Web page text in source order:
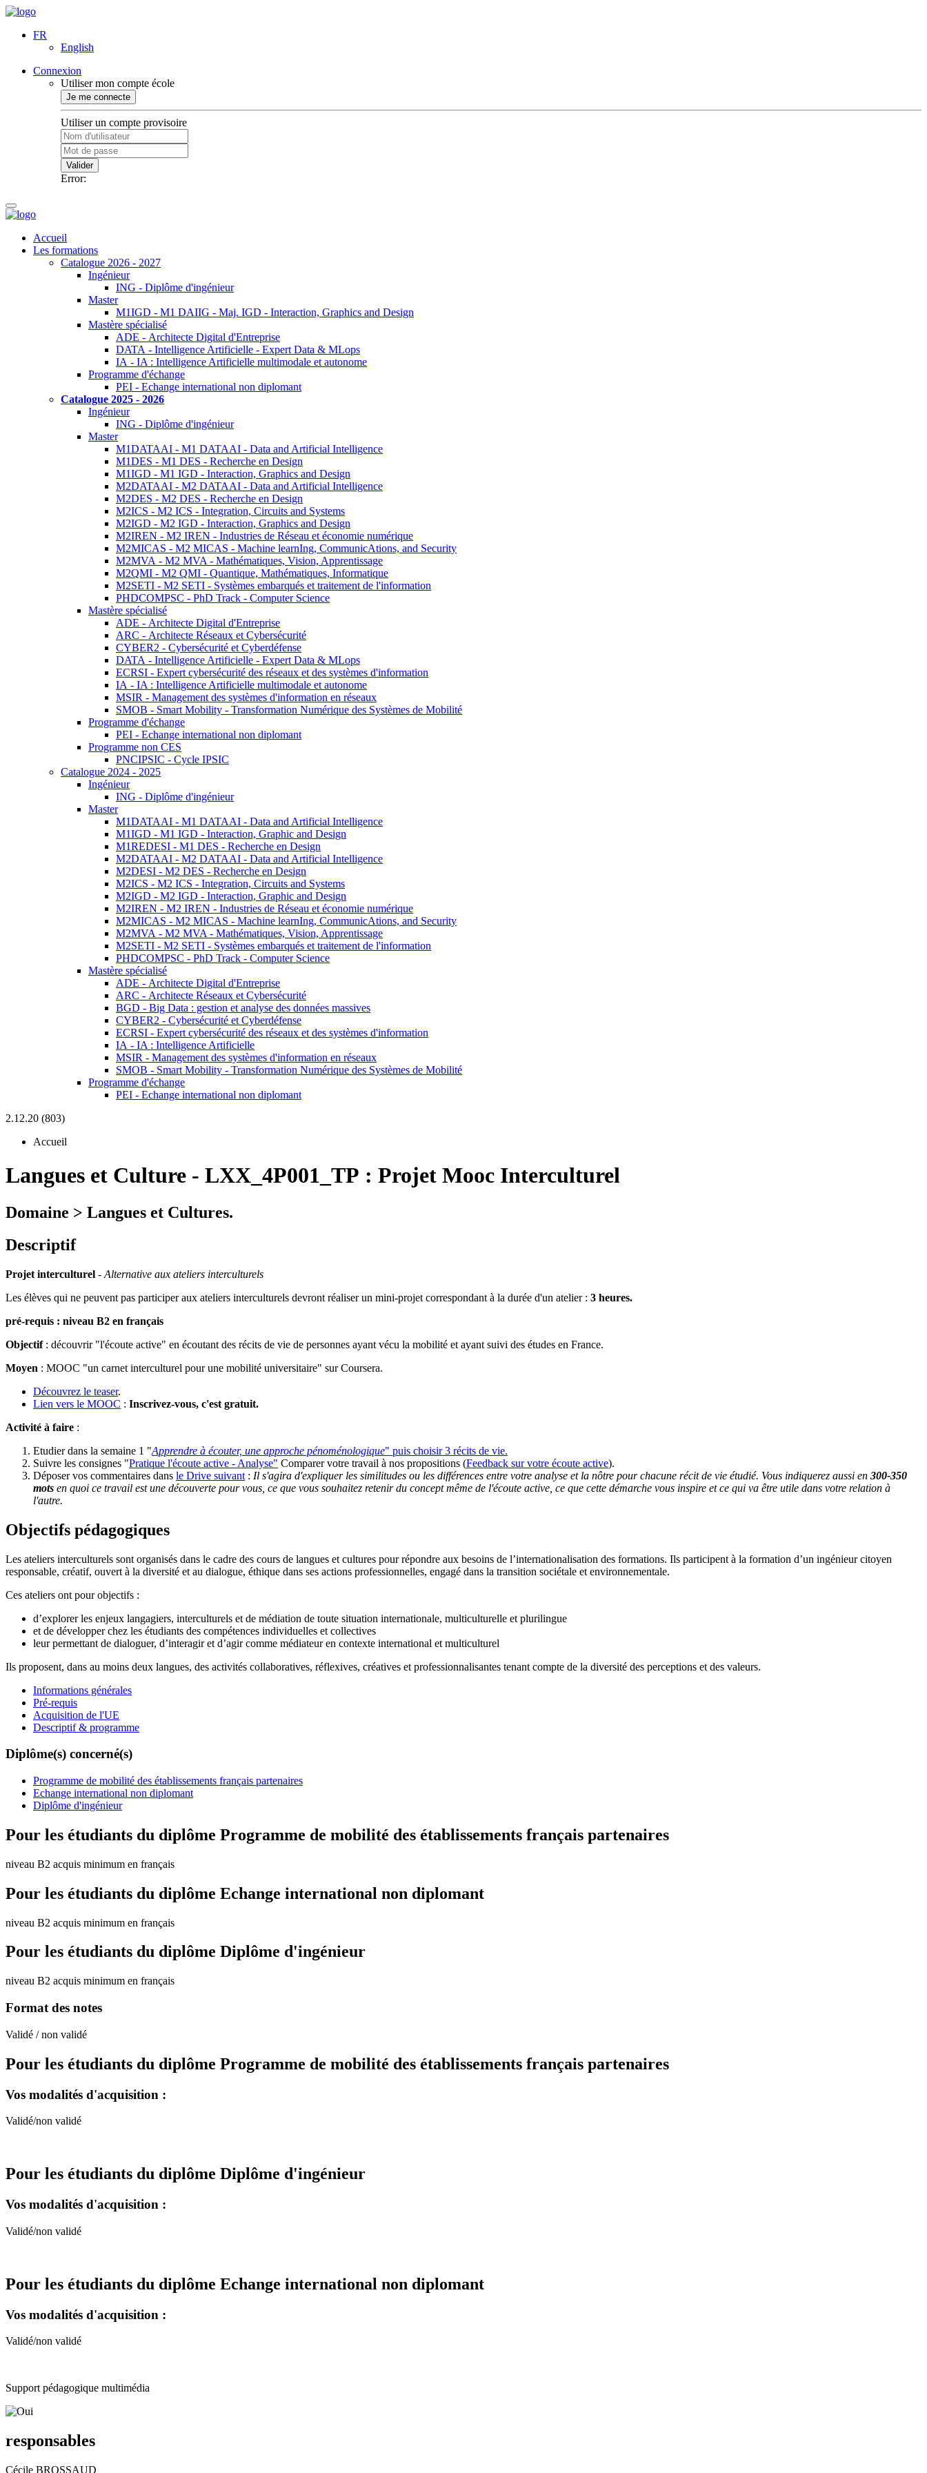
FR
English
Connexion
Utiliser mon compte école
Je me connecte
Utiliser un compte provisoire
Valider
Error:
Accueil
Les formations
Catalogue 2026 - 2027
Ingénieur
ING - Diplôme d'ingénieur
Master
M1IGD - M1 DAIIG - Maj. IGD - Interaction, Graphics and Design
Mastère spécialisé
ADE - Architecte Digital d'Entreprise
DATA - Intelligence Artificielle - Expert Data & MLops
IA - IA : Intelligence Artificielle multimodale et autonome
Programme d'échange
PEI - Echange international non diplomant
Catalogue 2025 - 2026
Ingénieur
ING - Diplôme d'ingénieur
Master
M1DATAAI - M1 DATAAI - Data and Artificial Intelligence
M1DES - M1 DES - Recherche en Design
M1IGD - M1 IGD - Interaction, Graphics and Design
M2DATAAI - M2 DATAAI - Data and Artificial Intelligence
M2DES - M2 DES - Recherche en Design
M2ICS - M2 ICS - Integration, Circuits and Systems
M2IGD - M2 IGD - Interaction, Graphics and Design
M2IREN - M2 IREN - Industries de Réseau et économie numérique
M2MICAS - M2 MICAS - Machine learnIng, CommunicAtions, and Security
M2MVA - M2 MVA - Mathématiques, Vision, Apprentissage
M2QMI - M2 QMI - Quantique, Mathématiques, Informatique
M2SETI - M2 SETI - Systèmes embarqués et traitement de l'information
PHDCOMPSC - PhD Track - Computer Science
Mastère spécialisé
ADE - Architecte Digital d'Entreprise
ARC - Architecte Réseaux et Cybersécurité
CYBER2 - Cybersécurité et Cyberdéfense
DATA - Intelligence Artificielle - Expert Data & MLops
ECRSI - Expert cybersécurité des réseaux et des systèmes d'information
IA - IA : Intelligence Artificielle multimodale et autonome
MSIR - Management des systèmes d'information en réseaux
SMOB - Smart Mobility - Transformation Numérique des Systèmes de Mobilité
Programme d'échange
PEI - Echange international non diplomant
Programme non CES
PNCIPSIC - Cycle IPSIC
Catalogue 2024 - 2025
Ingénieur
ING - Diplôme d'ingénieur
Master
M1DATAAI - M1 DATAAI - Data and Artificial Intelligence
M1IGD - M1 IGD - Interaction, Graphic and Design
M1REDESI - M1 DES - Recherche en Design
M2DATAAI - M2 DATAAI - Data and Artificial Intelligence
M2DESI - M2 DES - Recherche en Design
M2ICS - M2 ICS - Integration, Circuits and Systems
M2IGD - M2 IGD - Interaction, Graphic and Design
M2IREN - M2 IREN - Industries de Réseau et économie numérique
M2MICAS - M2 MICAS - Machine learnIng, CommunicAtions, and Security
M2MVA - M2 MVA - Mathématiques, Vision, Apprentissage
M2SETI - M2 SETI - Systèmes embarqués et traitement de l'information
PHDCOMPSC - PhD Track - Computer Science
Mastère spécialisé
ADE - Architecte Digital d'Entreprise
ARC - Architecte Réseaux et Cybersécurité
BGD - Big Data : gestion et analyse des données massives
CYBER2 - Cybersécurité et Cyberdéfense
ECRSI - Expert cybersécurité des réseaux et des systèmes d'information
IA - IA : Intelligence Artificielle
MSIR - Management des systèmes d'information en réseaux
SMOB - Smart Mobility - Transformation Numérique des Systèmes de Mobilité
Programme d'échange
PEI - Echange international non diplomant
2.12.20 (803)
Accueil
Langues et Culture - LXX_4P001_TP : Projet Mooc Interculturel
Domaine > Langues et Cultures.
Descriptif
Projet interculturel - Alternative aux ateliers interculturels
Les élèves qui ne peuvent pas participer aux ateliers interculturels devront réaliser un mini-projet correspondant à la durée d'un atelier : 3 heures.
pré-requis : niveau B2 en français
Objectif: découvrir "l'écoute active" en écoutant des récits de vie de personnes ayant vécu la mobilité et ayant suivi des études en France.
Moyen : MOOC "un carnet interculturel pour une mobilité universitaire" sur Coursera.
Découvrez le teaser.
Lien vers le MOOC : Inscrivez-vous, c'est gratuit.
Activité à faire :
Etudier dans la semaine 1 "Apprendre à écouter, une approche pénoménologique" puis choisir 3 récits de vie.
Suivre les consignes "Pratique l'écoute active - Analyse" Comparer votre travail à nos propositions (Feedback sur votre écoute active).
Déposer vos commentaires dans le Drive suivant : Il s'agira d'expliquer les similitudes ou les différences entre votre analyse et la nôtre pour chacune récit de vie étudié. Vous indiquerez aussi en 300-350
mots en quoi ce travail est une découverte pour vous, ce que vous souhaitez retenir du concept même de l'écoute active, ce que cette démarche vous inspire et ce qui va être utile dans votre relation à
l'autre.
Objectifs pédagogiques
Les ateliers interculturels sont organisés dans le cadre des cours de langues et cultures pour répondre aux besoins de l’internationalisation des formations. Ils participent à la formation d’un ingénieur citoyen
responsable, créatif, ouvert à la diversité et au dialogue, éthique dans ses actions professionnelles, engagé dans la transition sociétale et environnementale.
Ces ateliers ont pour objectifs :
d’explorer les enjeux langagiers, interculturels et de médiation de toute situation internationale, multiculturelle et plurilingue
et de développer chez les étudiants des compétences individuelles et collectives
leur permettant de dialoguer, d’interagir et d’agir comme médiateur en contexte international et multiculturel
Ils proposent, dans au moins deux langues, des activités collaboratives, réflexives, créatives et professionnalisantes tenant compte de la diversité des perceptions et des valeurs.
Informations générales
Pré-requis
Acquisition de l'UE
Descriptif & programme
Diplôme(s) concerné(s)
Programme de mobilité des établissements français partenaires
Echange international non diplomant
Diplôme d'ingénieur
Pour les étudiants du diplôme Programme de mobilité des établissements français partenaires
niveau B2 acquis minimum en français
Pour les étudiants du diplôme Echange international non diplomant
niveau B2 acquis minimum en français
Pour les étudiants du diplôme Diplôme d'ingénieur
niveau B2 acquis minimum en français
Format des notes
Validé / non validé
Pour les étudiants du diplôme Programme de mobilité des établissements français partenaires
Vos modalités d'acquisition :
Validé/non validé
Pour les étudiants du diplôme Diplôme d'ingénieur
Vos modalités d'acquisition :
Validé/non validé
Pour les étudiants du diplôme Echange international non diplomant
Vos modalités d'acquisition :
Validé/non validé
Support pédagogique multimédia
responsables
Cécile BROSSAUD